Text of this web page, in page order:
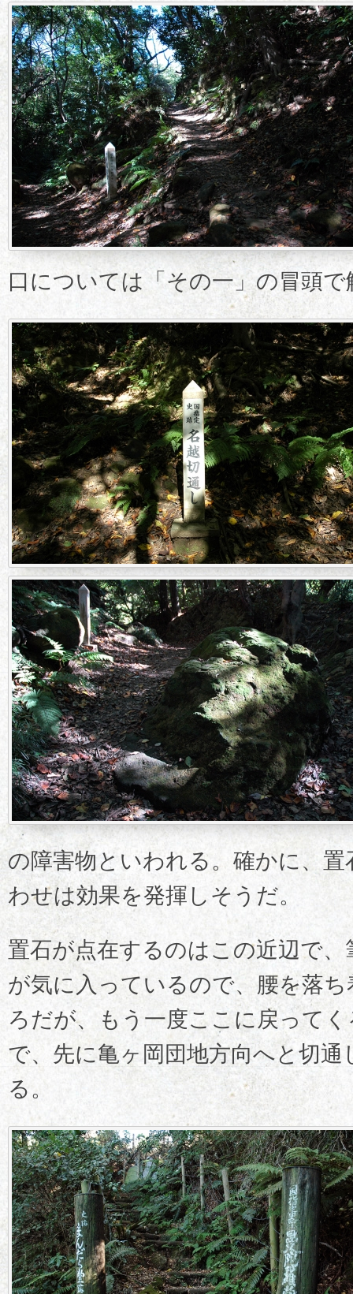
口については「その一」の冒頭
の障害物といわれる。確かに、
わせは効果を発揮しそうだ。
置石が点在するのはこの近辺で、
が気に入っているので、腰を落
ろだが、もう一度ここに戻って
で、先に亀ヶ岡団地方向へと切
る。